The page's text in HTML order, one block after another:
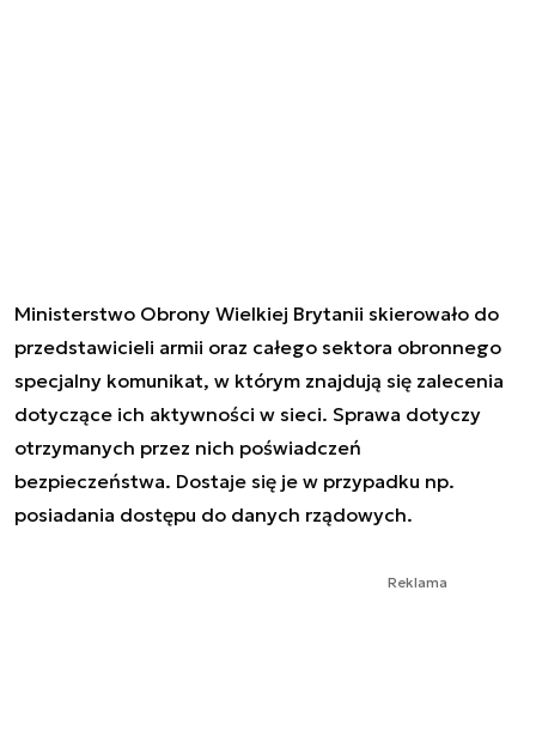
Ministerstwo Obrony Wielkiej Brytanii skierowało do
przedstawicieli armii oraz całego sektora obronnego
specjalny komunikat, w którym znajdują się zalecenia
dotyczące ich aktywności w sieci. Sprawa dotyczy
otrzymanych przez nich poświadczeń
bezpieczeństwa. Dostaje się je w przypadku np.
posiadania dostępu do danych rządowych.
Reklama